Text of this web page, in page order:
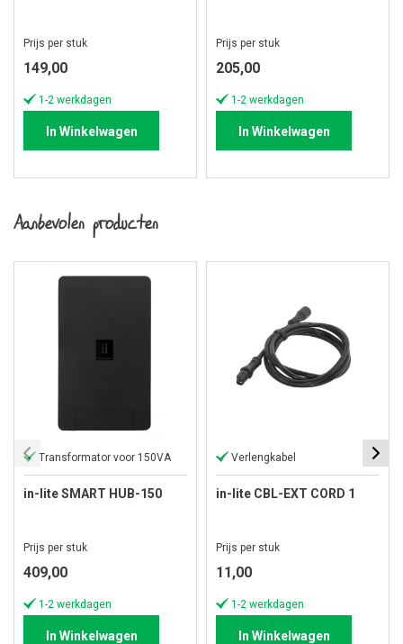
Prijs per stuk
149,00
1-2 werkdagen
In Winkelwagen
Prijs per stuk
205,00
1-2 werkdagen
In Winkelwagen
Aanbevolen producten
Transformator voor 150VA
in-lite SMART HUB-150
Prijs per stuk
409,00
1-2 werkdagen
In Winkelwagen
Verlengkabel
in-lite CBL-EXT CORD 1
Prijs per stuk
11,00
1-2 werkdagen
In Winkelwagen